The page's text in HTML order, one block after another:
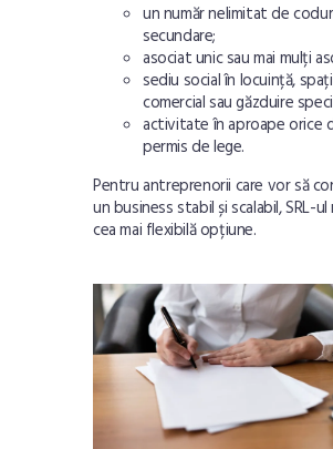
un număr nelimitat de
secundare;
asociat unic sau mai mulți
sediu social în locuință,
comercial sau găzduire
activitate în aproape orice
permis de lege.
Pentru antreprenorii care vor să
un business stabil și scalabil, SRL-ul
cea mai flexibilă opțiune.